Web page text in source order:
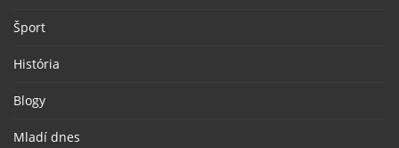
Šport
História
Blogy
Mladí dnes